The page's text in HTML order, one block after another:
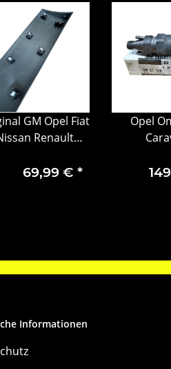
GM Opel Fiat
Renault
Seitenwand
69,99 € *
Opel
Informationen